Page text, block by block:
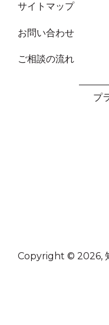
サイトマップ
お問い合わせ
ご相談の流れ
プ
Copyright © 2026,